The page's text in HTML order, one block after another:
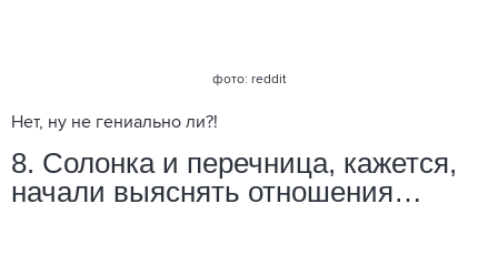
фото: reddit
Нет, ну не гениально ли?!
8. Солонка и перечница, кажется,
начали выяснять отношения…